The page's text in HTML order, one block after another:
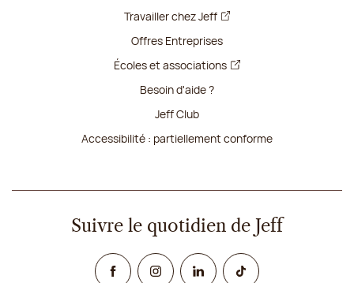
Travailler chez Jeff
Offres Entreprises
Écoles et associations
Besoin d'aide ?
Jeff Club
Accessibilité : partiellement conforme
Suivre le quotidien de Jeff
FacebookInstagramLinked InTikTok